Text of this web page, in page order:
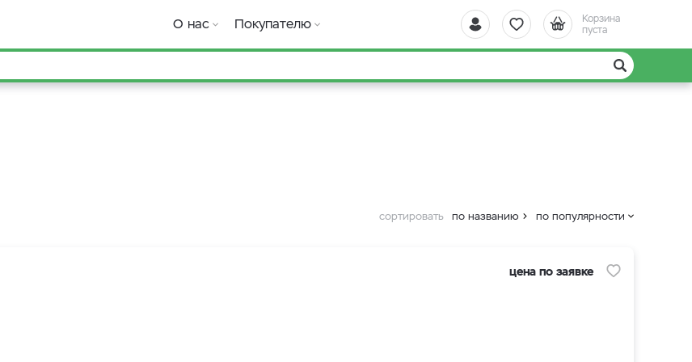
Корзина
пуста
О нас Покупателю
сортировать по названию по популярности
цена по заявке